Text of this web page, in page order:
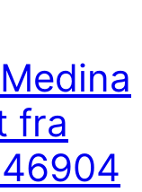
fra